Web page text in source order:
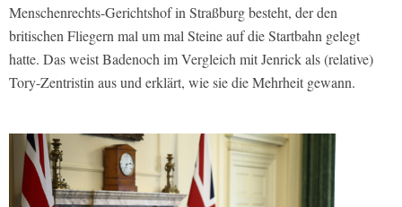
Menschenrechts-Gerichtshof in Straßburg besteht, der den
britischen Fliegern mal um mal Steine auf die Startbahn gelegt
hatte. Das weist Badenoch im Vergleich mit Jenrick als (relative)
Tory-Zentristin aus und erklärt, wie sie die Mehrheit gewann.